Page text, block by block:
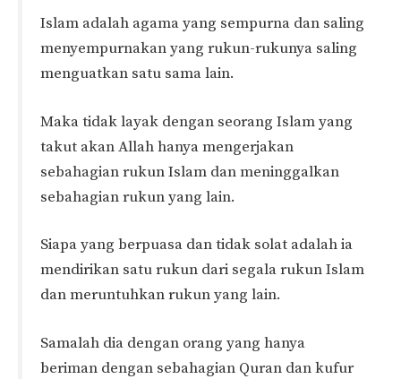
Islam adalah agama yang sempurna dan saling
menyempurnakan yang rukun-rukunya saling
menguatkan satu sama lain.
Maka tidak layak dengan seorang Islam yang
takut akan Allah hanya mengerjakan
sebahagian rukun Islam dan meninggalkan
sebahagian rukun yang lain.
Siapa yang berpuasa dan tidak solat adalah ia
mendirikan satu rukun dari segala rukun Islam
dan meruntuhkan rukun yang lain.
Samalah dia dengan orang yang hanya
beriman dengan sebahagian Quran dan kufur